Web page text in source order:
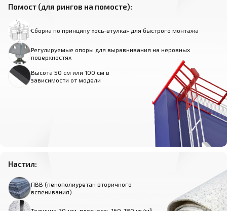
Помост (для рингов на помосте):
Сборка по принципу «ось-втулка» для быстрого монтажа
Регулируемые опоры для выравнивания на неровных
поверхностях
Высота 50 см или 100 см в
зависимости от модели
Настил:
ПВВ (пенополиуретан вторичного
вспенивания)